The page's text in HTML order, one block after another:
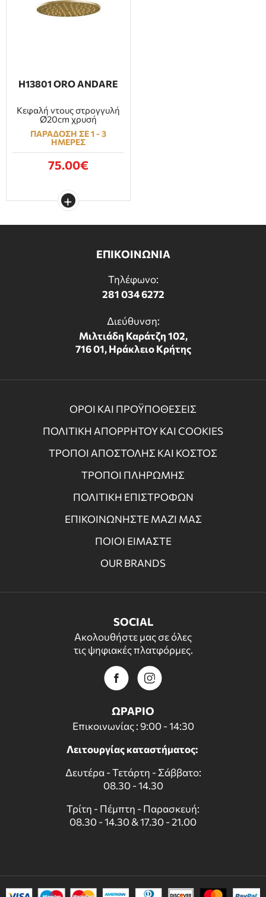
H13801 ORO ANDARE
Κεφαλή ντους στρογγυλή
Ø20cm χρυσή
ΠΑΡΑΔΟΣΗ ΣΕ 1 - 3
ΗΜΕΡΕΣ
75.00€
ΕΠΙΚΟΙΝΩΝΙΑ
Τηλέφωνο:
281 034 6272
Διεύθυνση:
Μιλτιάδη Καράτζη 102,
716 01, Ηράκλειο Κρήτης
ΟΡΟΙ ΚΑΙ ΠΡΟΫΠΟΘΕΣΕΙΣ
ΠΟΛΙΤΙΚΗ ΑΠΟΡΡΗΤΟΥ ΚΑΙ COOKIES
ΤΡΟΠΟΙ ΑΠΟΣΤΟΛΗΣ ΚΑΙ ΚΟΣΤΟΣ
ΤΡΟΠΟΙ ΠΛΗΡΩΜΗΣ
ΠΟΛΙΤΙΚΗ ΕΠΙΣΤΡΟΦΩΝ
ΕΠΙΚΟΙΝΩΝΗΣΤΕ ΜΑΖΙ ΜΑΣ
ΠΟΙΟΙ ΕΙΜΑΣΤΕ
OUR BRANDS
SOCIAL
Ακολουθήστε μας σε όλες
τις ψηφιακές πλατφόρμες.
ΩΡΑΡΙΟ
Επικοινωνίας : 9:00 - 14:30
Λειτουργίας καταστήματος:
Δευτέρα - Τετάρτη - Σάββατο:
08.30 - 14.30
Τρίτη - Πέμπτη - Παρασκευή:
08.30 - 14.30 & 17.30 - 21.00